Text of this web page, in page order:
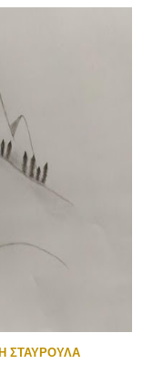
ΣΤΑΥΡΟΥΛΑ